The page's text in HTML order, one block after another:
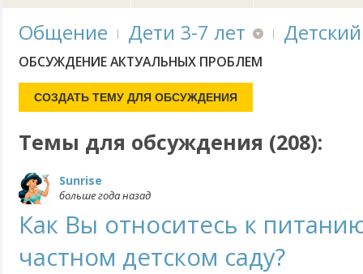
Общение Дети 3-7 лет
ОБСУЖДЕНИЕ АКТУАЛЬНЫХ ПРОБЛЕМ
Темы для обсуждения (208):
Sunrise
больше года назад
Как Вы относитесь к
частном детском саду?